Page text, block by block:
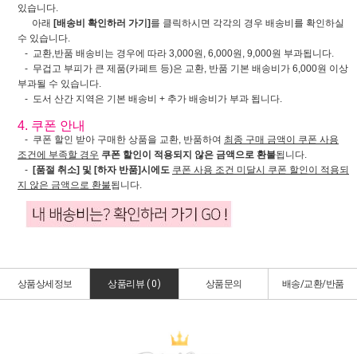
있습니다.
아래 [배송비 확인하러 가기] 를 클릭하시면 각각의 경우 배송비를 확인하실
수 있습니다.
- 교환,반품 배송비는 경우에 따라 3,000원, 6,000원, 9,000원 부과됩니다.
- 무겁고 부피가 큰 제품(카페트 등)은 교환, 반품 기본 배송비가 6,000원 이상
부과될 수 있습니다.
- 도서 산간 지역은 기본 배송비 + 추가 배송비가 부과 됩니다.
4. 쿠폰 안내
- 쿠폰 할인 받아 구매한 상품을 교환, 반품하여 최종 구매 금액이 쿠폰 사용
조건에 부족할 경우 쿠폰 할인이 적용되지 않은 금액으로 환불됩니다.
- [품절 취소] 및 [하자 반품]시에도 쿠폰 사용 조건 미달시 쿠폰 할인이 적용되
지 않은 금액으로 환불됩니다.
상품상세정보 상품리뷰 ( 0) 상품문의 배송/교환/반품